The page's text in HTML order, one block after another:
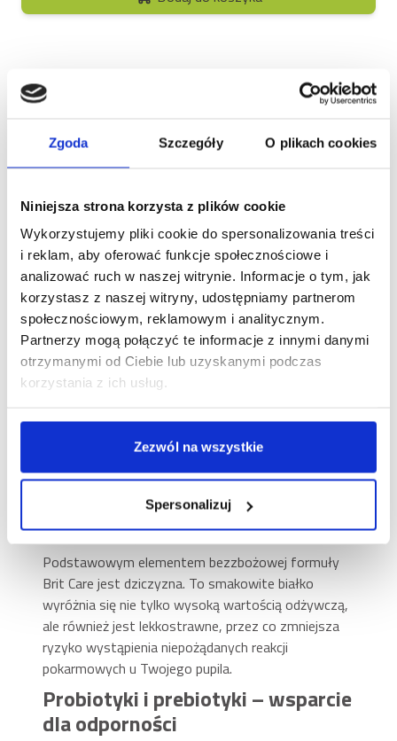
Zgoda Szczegóły O plikach cookies
Niniejsza strona korzysta z plików cookie
Wykorzystujemy pliki cookie do spersonalizowania treści
i reklam, aby oferować funkcje społecznościowe i
analizować ruch w naszej witrynie. Informacje o tym, jak
korzystasz z naszej witryny, udostępniamy partnerom
społecznościowym, reklamowym i analitycznym.
Partnerzy mogą połączyć te informacje z innymi danymi
otrzymanymi od Ciebie lub uzyskanymi podczas
korzystania z ich usług.
Zezwól na wszystkie
Spersonalizuj
Opis
Sensitive – dla nawet
najbardziej wrażliwych
psów
Czy Twój pies miewał problemy trawienne lub
skórne po spożyciu różnych pokarmów? Jeśli tak,
może to oznaczać, że ma wrażliwy układ
pokarmowy lub nietolerancje pokarmowe, dlatego
warto zadbać o dopasowaną dietę. Rozwiązanie?
dziczyzny karma sprawdza się doskonale u tego
typu dorosłych psów wszystkich ras.
Dziczyzna – lekkostrawne białko
o wysokiej wartości odżywczej
Podstawowym elementem bezzbożowej formuły
Brit Care jest dziczyzna. To smakowite białko
wyróżnia się nie tylko wysoką wartością odżywczą,
ale również jest lekkostrawne, przez co zmniejsza
ryzyko wystąpienia niepożądanych reakcji
pokarmowych u Twojego pupila.
Probiotyki i prebiotyki – wsparcie
dla odporności